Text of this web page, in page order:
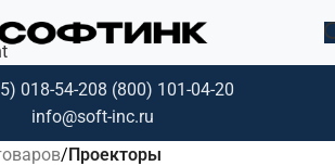
018-54-208 (800) 101-04-20
info@soft-inc.ru
Проекторы